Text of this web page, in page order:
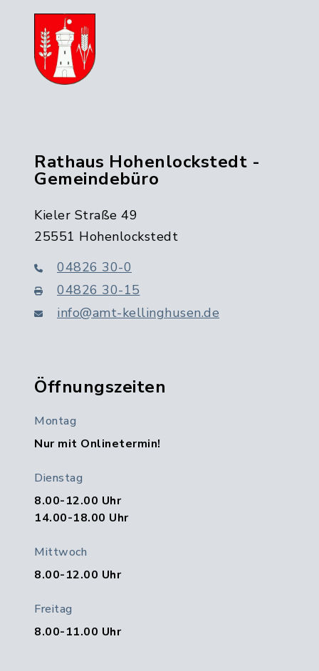
Rathaus Hohenlockstedt -
Gemeindebüro
Kieler Straße 49
25551 Hohenlockstedt
04826 30-0
04826 30-15
info@amt-kellinghusen.de
Öffnungszeiten
Montag
Nur mit Onlinetermin!
Dienstag
8.00-12.00 Uhr
14.00-18.00 Uhr
Mittwoch
8.00-12.00 Uhr
Freitag
8.00-11.00 Uhr